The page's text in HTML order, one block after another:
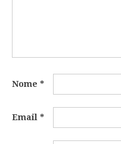
Nome *
Email *